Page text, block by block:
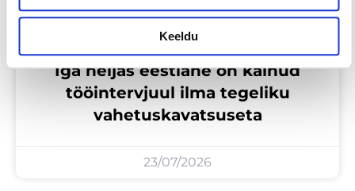
Keeldu
Iga neljas eestlane on käinud
tööintervjuul ilma tegeliku
vahetuskavatsuseta
23/07/2026